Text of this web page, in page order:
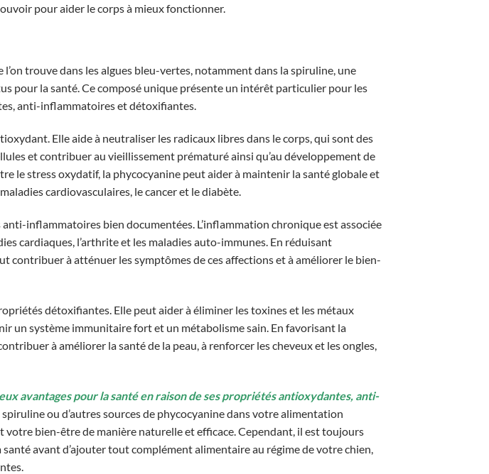
pour aider le corps à mieux fonctionner.
trouve dans les algues bleu-vertes, notamment dans la spiruline, une
pour la santé. Ce composé unique présente un intérêt particulier pour les
anti-inflammatoires et détoxifiantes.
Elle aide à neutraliser les radicaux libres dans le corps, qui sont des
et contribuer au vieillissement prématuré ainsi qu’au développement de
le stress oxydatif, la phycocyanine peut aider à maintenir la santé globale et
cardiovasculaires, le cancer et le diabète.
inflammatoires bien documentées. L’inflammation chronique est associée
cardiaques, l’arthrite et les maladies auto-immunes. En réduisant
contribuer à atténuer les symptômes de ces affections et à améliorer le bien-
détoxifiantes. Elle peut aider à éliminer les toxines et les métaux
un système immunitaire fort et un métabolisme sain. En favorisant la
à améliorer la santé de la peau, à renforcer les cheveux et les ongles,
avantages pour la santé en raison de ses propriétés antioxydantes, anti-
ou d’autres sources de phycocyanine dans votre alimentation
bien-être de manière naturelle et efficace. Cependant, il est toujours
avant d’ajouter tout complément alimentaire au régime de votre chien,